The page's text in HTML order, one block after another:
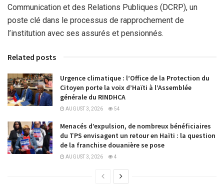
Communication et des Relations Publiques (DCRP), un
poste clé dans le processus de rapprochement de
l’institution avec ses assurés et pensionnés.
Related posts
Urgence climatique : l’Office de la Protection du
Citoyen porte la voix d’Haïti à l’Assemblée
générale du RINDHCA
AUGUST 3, 2026 54
Menacés d’expulsion, de nombreux bénéficiaires
du TPS envisagent un retour en Haïti : la question
de la franchise douanière se pose
AUGUST 3, 2026 4